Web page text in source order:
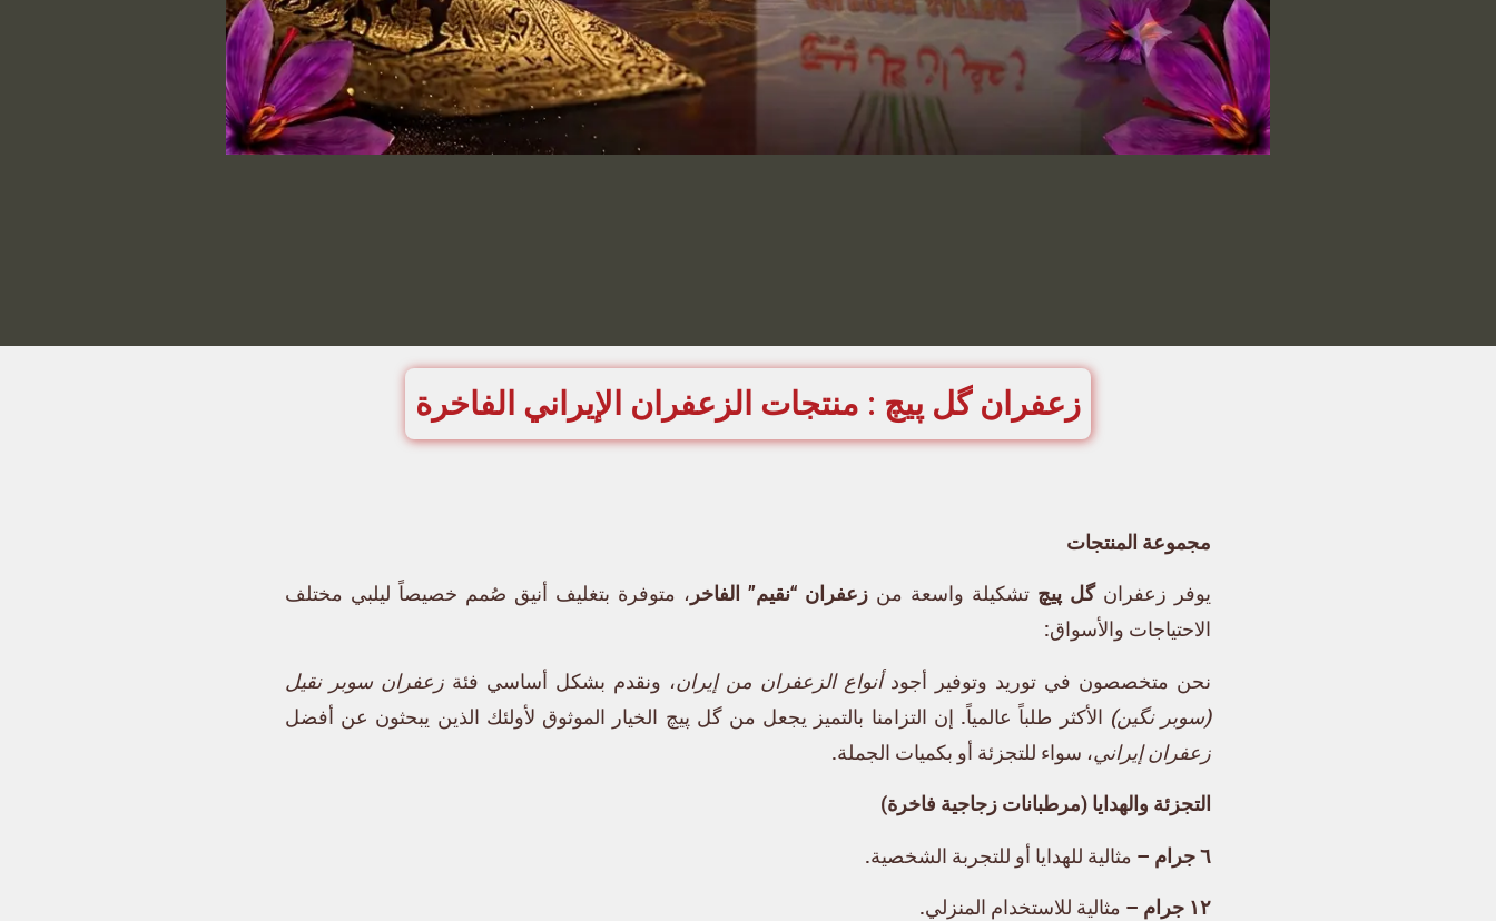
زعفران گل پیچ : منتجات الزعفران الإيراني الفاخرة
مجموعة المنتجات
يوفر زعفرانگل پیچ تشكيلة واسعة من زعفران “نقيم” الفاخر ، متوفرة بتغليف أنيق صُمم خصيصاً ليلبي مختلف
الاحتياجات والأسواق:
نحن متخصصون في توريد وتوفير أجودأنواع الزعفران من إيران، ونقدم بشكل أساسي فئة زعفران سوبر نقيل
(سوبر نگین) الأكثر طلباً عالمياً. إن التزامنا بالتميز يجعل من گل پیچ الخيار الموثوق لأولئك الذين يبحثون عن أفضل
زعفران إيراني، سواء للتجزئة أو بكميات الجملة.
التجزئة والهدايا (مرطبانات زجاجية فاخرة)
٦ جرام
– مثالية للهدايا أو للتجربة الشخصية.
١٢ جرام
– مثالية للاستخدام المنزلي.